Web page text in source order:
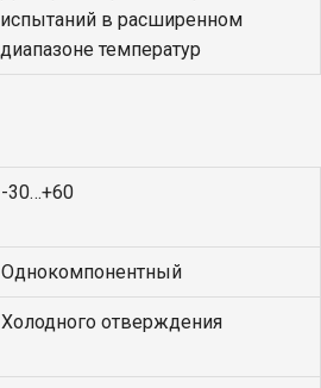
испытаний в расширенном
диапазоне температур
-30…+60
Однокомпонентный
Холодного отверждения